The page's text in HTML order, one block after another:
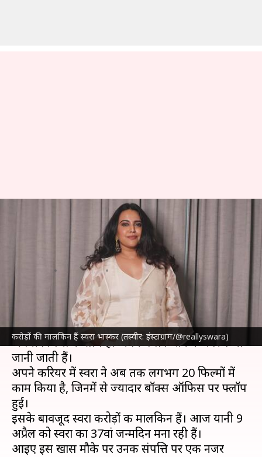
करोड़ों की मालकिन हैं स्वरा भास्कर (तस्वीर: इंस्टाग्राम/@reallyswara)
करोड़ों की मालकिन हैं स्वरा भास्कर,
फिल्मों के अलावा कहां से होती है
Apr 09, 2025 12:10 pm
स्वरा भास्करबॉलीवुड की उन अभिनेत्रियों में शामिल हैं, जो
अपनी फिल्मों के साथ ही अपने बेबाक राय के कारण भी
जानी जाती हैं।
अपने करियर में स्वरा ने अब तक लगभग 20 फिल्मों में
काम किया है, जिनमें से ज्यादार बॉक्स ऑफिस पर फ्लॉप
हुईं।
इसके बावजूद स्वरा करोड़ों की मालकिन हैं। आज यानी 9
अप्रैल को स्वरा का 37वां जन्मदिन मना रही हैं।
आइए इस खास मौके पर उनकी संपत्ति पर एक नजर